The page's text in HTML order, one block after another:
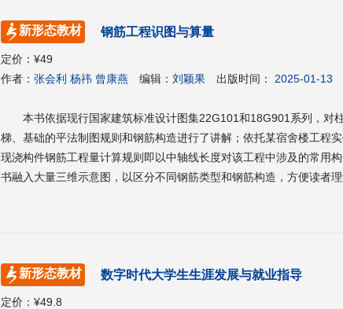
新形态教材 钢筋工程识图与算量
定价：¥49
作者：张会利 杨祎 曾康燕 编辑：刘颖果 出版时间： 2025-01-13
本书依据现行国家建筑标准设计图集22G101和18G901系列，对
梯、基础的平法制图规则和钢筋构造进行了讲解；依托某宿舍楼工程
现浇构件钢筋工程量计算规则即以中轴线长度对该工程中涉及的常用
书融入大量三维示意图，以区分不同钢筋类型和钢筋构造，方便读者理
业院校工程造价、建设工程管理、建设工程监理、建筑工程技术专业
新形态教材 数字时代大学生生涯发展与就业指导
定价：¥49.8